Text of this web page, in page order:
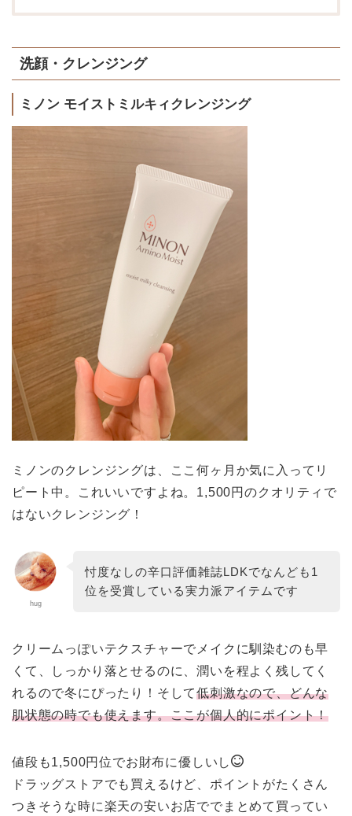
洗顔・クレンジング
ミノン モイストミルキィクレンジング
ミノンのクレンジングは、ここ何ヶ月か気に入ってリ
ピート中。これいいですよね。1,500円のクオリティで
はないクレンジング！
hug
忖度なしの辛口評価雑誌LDKでなんども1
位を受賞している実力派アイテムです
クリームっぽいテクスチャーでメイクに馴染むのも早
くて、しっかり落とせるのに、潤いを程よく残してく
れるので冬にぴったり！そして低刺激なので、どんな
肌状態の時でも使えます。ここが個人的にポイント！
値段も1,500円位でお財布に優しいし
ドラッグストアでも買えるけど、ポイントがたくさん
つきそうな時に楽天の安いお店ででまとめて買ってい